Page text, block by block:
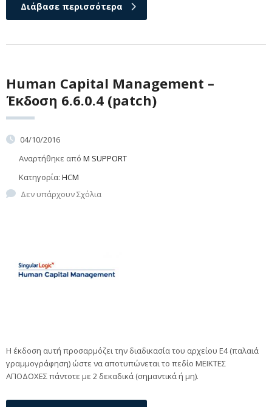
Διάβασε περισσότερα
Human Capital Management –
Έκδοση 6.6.0.4 (patch)
04/10/2016
Αναρτήθηκε από M SUPPORT
Κατηγορία: HCM
Δεν υπάρχουν Σχόλια
Η έκδοση αυτή προσαρμόζει την διαδικασία του αρχείου Ε4 (παλαιά
γραμμογράφηση) ώστε να αποτυπώνεται το πεδίο ΜΕΙΚΤΕΣ
ΑΠΟΔΟΧΕΣ πάντοτε με 2 δεκαδικά (σημαντικά ή μη).